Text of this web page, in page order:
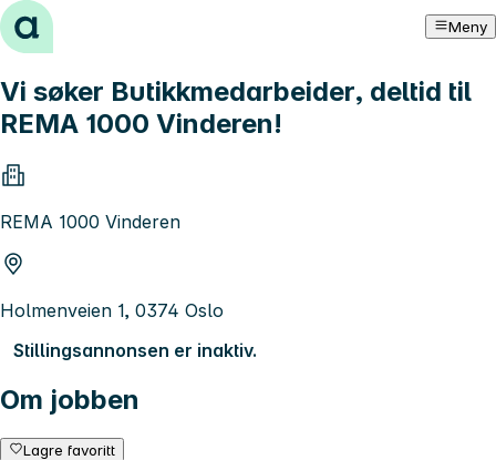
Hopp til innhold Meny
Vi søker Butikkmedarbeider, deltid til
REMA 1000 Vinderen!
REMA 1000 Vinderen
Holmenveien 1, 0374 Oslo
Stillingsannonsen er inaktiv.
Om jobben
Lagre favoritt